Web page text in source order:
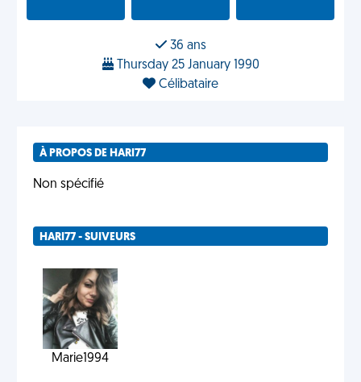
36 ans
Thursday 25 January 1990
Célibataire
À PROPOS DE HARI77
Non spécifié
HARI77 - SUIVEURS
Marie1994